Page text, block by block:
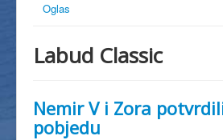
Oglas
Labud Classic
Nemir V i Zora
pobjedu